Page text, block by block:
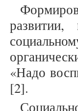
«Надо
[2].